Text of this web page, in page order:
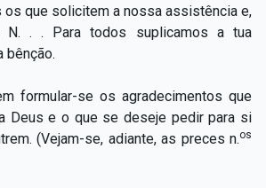
os que solicitem a nossa assistência e,
N. . . Para todos suplicamos a tua
bênção.
formular-se os agradecimentos que
Deus e o que se deseje pedir para si
(Vejam-se, adiante, as preces n.os